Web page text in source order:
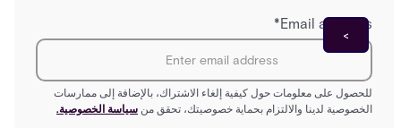
Email address
*
للحصول على معلومات حول كيفية إلغاء الاشتراك، بالإضافة إلى ممارسات
الخصوصية لدينا والالتزام بحماية خصوصيتك، تحقق من سياسة الخصوصية.